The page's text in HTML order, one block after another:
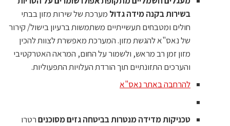
בשירות בקנה מידה גדול מערכת של שירות מזון בבתי
חולים ומטבחים תעשייתיים משתמשות ברעיון בישול/ קירור
של נאס"א להגשת מזון. המערכת מאפשרת לצוות להכין
מזון זמן רב מראש, ולשמור על החום, המראה האטרקטיבי
והערכים התזונתיים תוך הורדת העלויות התפעוליות.
להרחבה באתר נאס"א
טכניקות מדידה מנטרות בביטחה גזים מסוכניםרטרו